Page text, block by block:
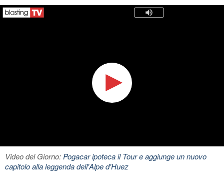
Video del Giorno:Pogacar ipoteca il Tour e aggiunge un nuovo
capitolo alla leggenda dell'Alpe d'Huez